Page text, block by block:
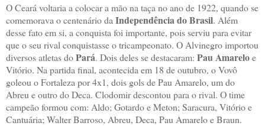
O Ceará voltaria a colocar a mão na taça no ano de 1922, quando se
comemorava o centenário da Independência do Brasil. Além
desse fato em si, a conquista foi importante, pois serviu para evitar
que o seu rival conquistasse o tricampeonato. O Alvinegro importou
diversos atletas doPará. Dois deles se destacaram: Pau Amareloe
Vitório. Na partida final, acontecida em 18 de outubro, o Vovô
goleou o Fortaleza por 4x1, dois gols de Pau Amarelo, um do
Abreu e outro do Deca. Clodomir descontou para o rival. O time
campeão formou com: Aldo; Gotardo e Meton; Saracura, Vitório e
Cantuária; Walter Barroso, Abreu, Deca, Pau Amarelo e Braun.